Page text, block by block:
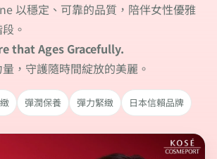
以穩定、可靠的品質，陪伴女性優雅
。
that Ages Gracefully.
，守護隨時間綻放的美麗。
彈潤保養 彈力緊緻 日本信賴品牌